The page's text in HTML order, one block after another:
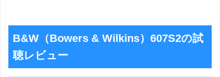
B&W（Bowers & Wilkins）607S2の試
聴レビュー